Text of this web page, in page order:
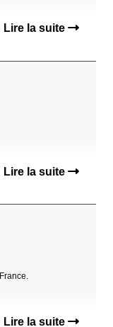
Lire la suite
Lire la suite
Lire la suite